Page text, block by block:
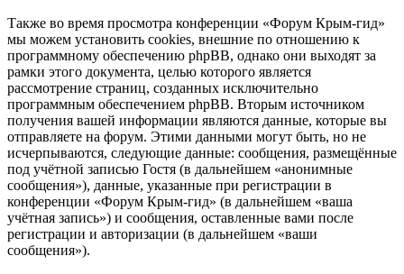
Также во время просмотра конференции «Форум Крым-гид»
мы можем установить cookies, внешние по отношению к
программному обеспечению phpBB, однако они выходят за
рамки этого документа, целью которого является
рассмотрение страниц, созданных исключительно
программным обеспечением phpBB. Вторым источником
получения вашей информации являются данные, которые вы
отправляете на форум. Этими данными могут быть, но не
исчерпываются, следующие данные: сообщения, размещённые
под учётной записью Гостя (в дальнейшем «анонимные
сообщения»), данные, указанные при регистрации в
конференции «Форум Крым-гид» (в дальнейшем «ваша
учётная запись») и сообщения, оставленные вами после
регистрации и авторизации (в дальнейшем «ваши
сообщения»).